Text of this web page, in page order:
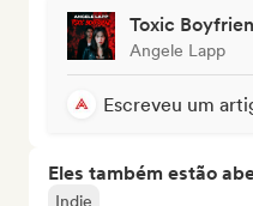
Toxic
Angele Lapp
Escreveu um
Eles também estão
Indie